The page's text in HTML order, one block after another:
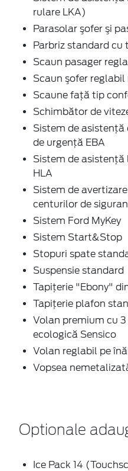
rulare LKA)
Parasolar şofer şi
Parbriz standard cu
Scaun pasager
Scaun şofer
Scaune faţă tip
Schimbător de
Sistem de
de urgenţă EBA
Sistem de asistenţă
HLA
Sistem de
centurilor de
Sistem Ford MyKey
Sistem Start&Stop
Stopuri spate
Suspensie standard
Tapiţerie "Ebony"
Tapiţerie plafon
Volan premium cu
ecologică Sensico
Volan reglabil pe
Vopsea
Optionale
Ice Pack 14